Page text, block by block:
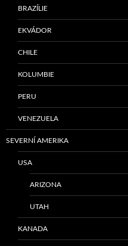
BRAZÍLIE
EKVÁDOR
CHILE
KOLUMBIE
PERU
VENEZUELA
SEVERNÍ AMERIKA
USA
ARIZONA
UTAH
KANADA